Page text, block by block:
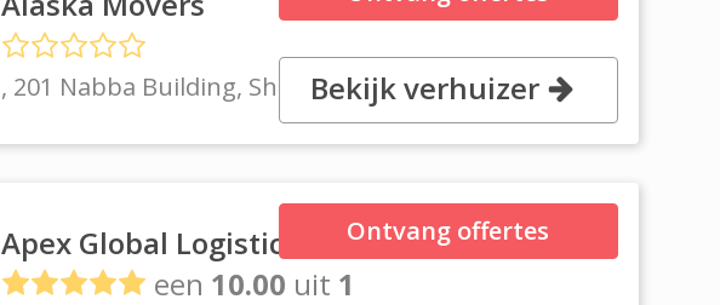
, 201 Nabba Building, SharjahBekijk verhuizer
Apex Global Logistics
een 10.00 uit 1
Ontvang offertes